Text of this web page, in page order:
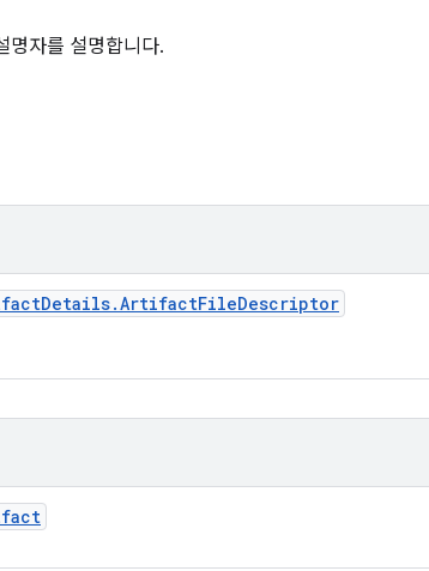
명자를 설명합니다.
Details.ArtifactFileDescriptor